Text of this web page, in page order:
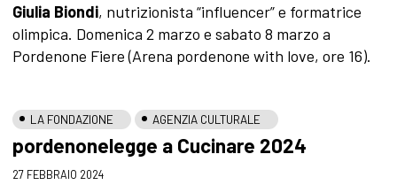
Giulia Biondi, nutrizionista “influencer” e formatrice
olimpica. Domenica 2 marzo e sabato 8 marzo a
Pordenone Fiere (Arena pordenone with love, ore 16).
LA FONDAZIONE AGENZIA CULTURALE
pordenonelegge a Cucinare 2024
27 FEBBRAIO 2024